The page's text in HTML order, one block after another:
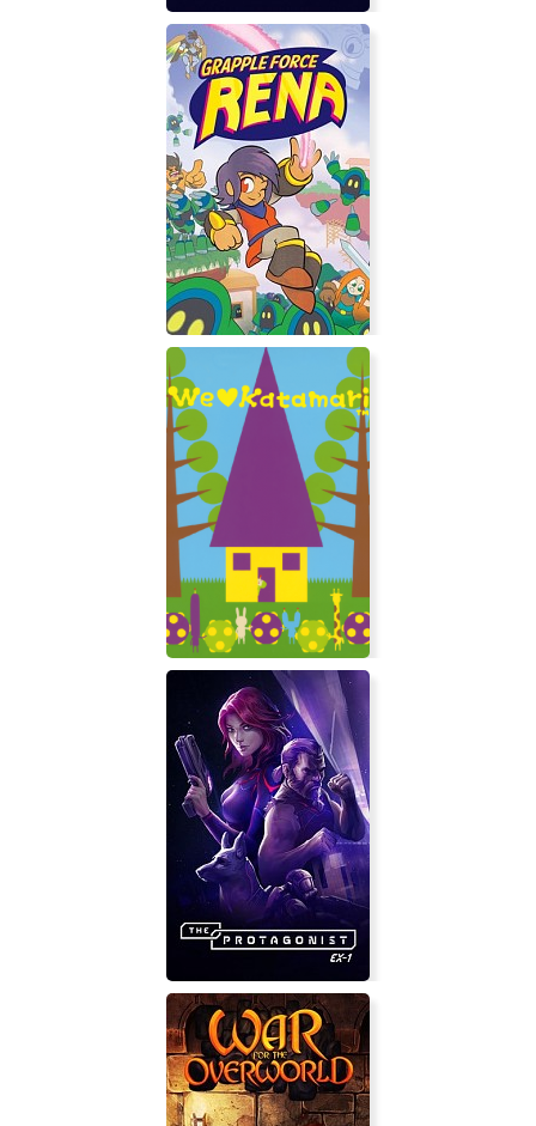
Party Hard
Grapple Force Rena
We Love Katamari